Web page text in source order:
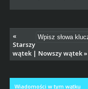
«
Starszy
wątek| Nowszy wątek»
Wiadomości w tym wątku